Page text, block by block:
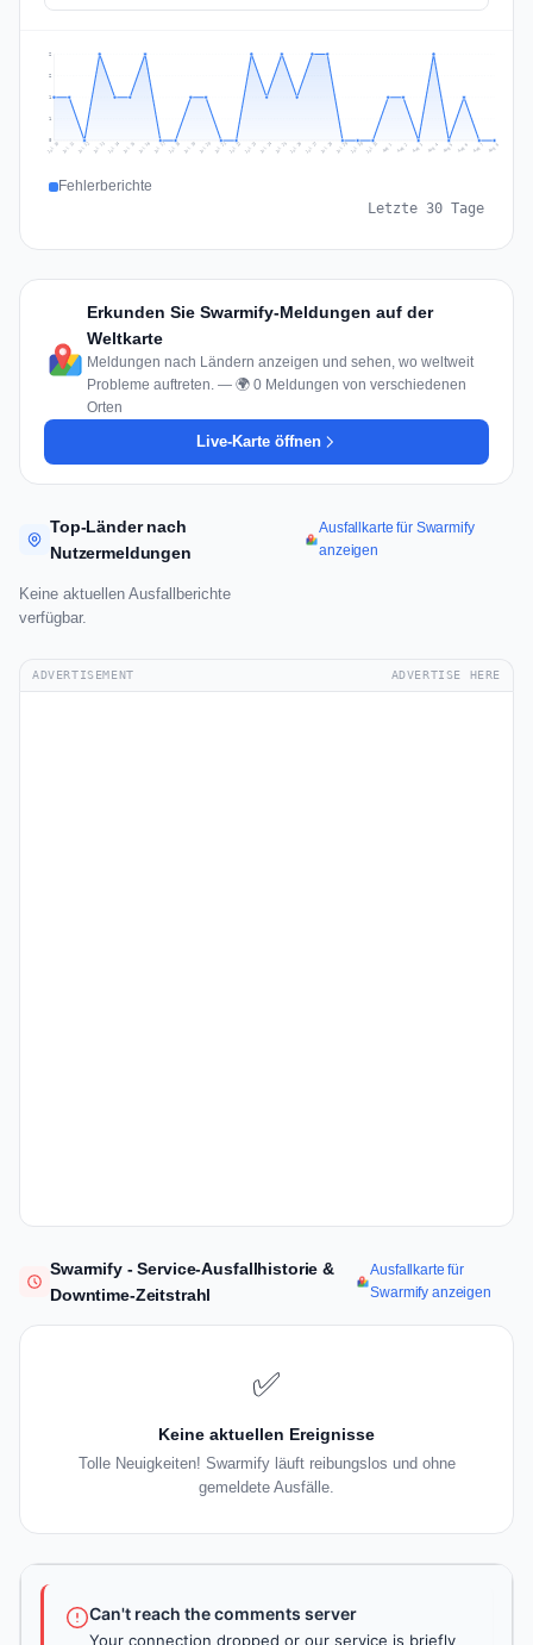
1
1
2
2
Jul 10 Jul 11 Jul 12 Jul 13 Jul 14 Jul 15 Jul 16 Jul 17 Jul 18 Jul 19 Jul 20 Jul 21 Jul 22 Jul 23 Jul 24 Jul 25 Jul 26 Jul 27 Jul 28 Jul 29 Jul 30 Jul 31 Aug 1 Aug 2 Aug 3 Aug 4 Aug 5 Aug 6 Aug 7 Aug 8
Fehlerberichte
Letzte 30 Tage
Erkunden Sie Swarmify-Meldungen auf der
Weltkarte
Meldungen nach Ländern anzeigen und sehen, wo weltweit
Probleme auftreten. — 🌍 0 Meldungen von verschiedenen
Orten
Live-Karte öffnen
Top-Länder nach
Nutzermeldungen
Ausfallkarte für Swarmify
anzeigen
Keine aktuellen Ausfallberichte
verfügbar.
ADVERTISEMENT ADVERTISE HERE
Swarmify - Service-Ausfallhistorie &
Downtime-Zeitstrahl
Ausfallkarte für
Swarmify anzeigen
✅
Keine aktuellen Ereignisse
Tolle Neuigkeiten! Swarmify läuft reibungslos und ohne
gemeldete Ausfälle.
Can't reach the comments server
Your connection dropped or our service is briefly